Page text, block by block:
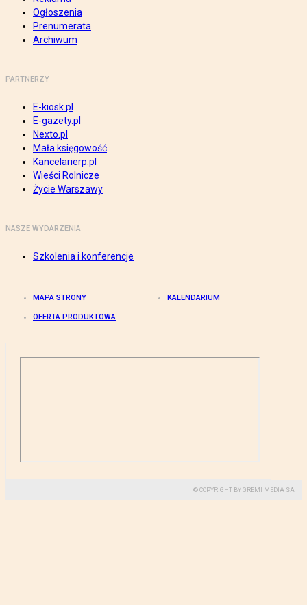
Ogłoszenia
Prenumerata
Archiwum
PARTNERZY
E-kiosk.pl
E-gazety.pl
Nexto.pl
Mała księgowość
Kancelarierp.pl
Wieści Rolnicze
Życie Warszawy
NASZE WYDARZENIA
Szkolenia i konferencje
MAPA STRONY KALENDARIUM
OFERTA PRODUKTOWA
© COPYRIGHT BY GREMI MEDIA SA